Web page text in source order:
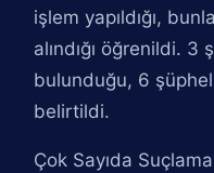
işlem yapıldığı,
alındığı öğrenildi.
bulunduğu, 6
belirtildi.
Çok Sayıda